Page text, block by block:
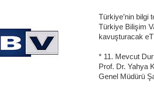
Türkiye’nin bilgi
Türkiye Bilişim
kavuşturacak
* 11. Mevcut
Prof. Dr. Yahya
Genel Müdürü